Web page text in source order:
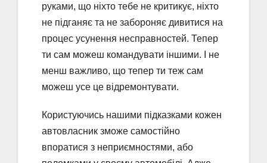
руками, що ніхто тебе не критикує, ніхто
не підганяє та не забороняє дивитися на
процес усунення несправностей. Тепер
ти сам можеш командувати іншими. І не
менш важливо, що тепер ти теж сам
можеш усе це відремонтувати.
Користуючись нашими підказками кожен
автовласник зможе самостійно
впоратися з неприємностями, або